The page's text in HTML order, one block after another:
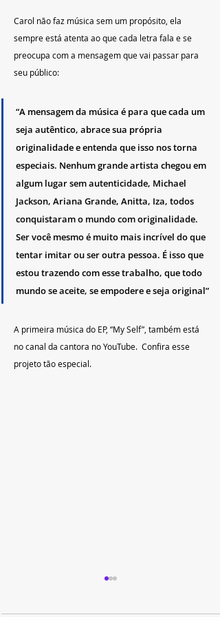
Carol não faz música sem um propósito, ela
sempre está atenta ao que cada letra fala e se
preocupa com a mensagem que vai passar para
seu público:
“A mensagem da música é para que cada um
seja autêntico, abrace sua própria
originalidade e entenda que isso nos torna
especiais. Nenhum grande artista chegou em
algum lugar sem autenticidade, Michael
Jackson, Ariana Grande, Anitta, Iza, todos
conquistaram o mundo com originalidade.
Ser você mesmo é muito mais incrível do que
tentar imitar ou ser outra pessoa. É isso que
estou trazendo com esse trabalho, que todo
mundo se aceite, se empodere e seja original”
A primeira música do EP, “My Self”, também está
no canal da cantora no YouTube.  Confira esse
projeto tão especial.